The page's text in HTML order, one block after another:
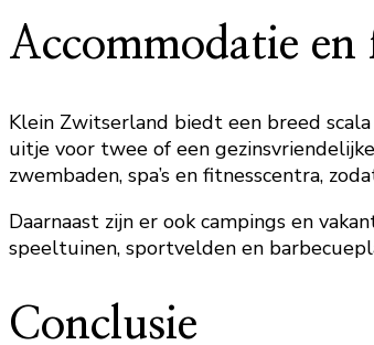
Accommodatie en
Klein Zwitserland biedt een breed
uitje voor twee of een
zwembaden, spa’s en fitnesscentra,
Daarnaast zijn er ook campings en
speeltuinen, sportvelden en
Conclusie